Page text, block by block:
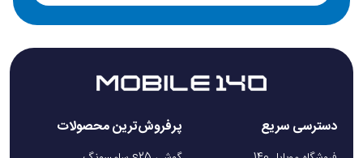
میکروفون گرین لاین دارای قابلیت‌ها و امکانات زیادی است. همچنین این
میکروفون بی سیم با ولتاژ ورودی 5 ولت کار می‌کند. این ولتاژ معمولاً با
استفاده از کابل یا منبع تغذیه مرتبط به میکروفون بیسیم تامین خواهد شد.
میکروفون گرین لاین دارای باتری با ظرفیت 60 میلی آمپر ساعت است. این
باتری برای تامین انرژی میکروفون وایرلس استفاده می‌شود. باتری میکروفون
وایرلس گرین لاین Digital Display قادر به شارژ شدن و تأمین انرژی برای
دسترسی سریع پرفروش‌ترین محصولات